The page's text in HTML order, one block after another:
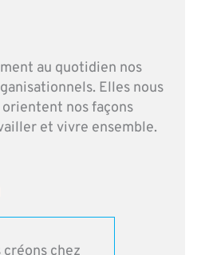
au quotidien nos
Elles nous
nos façons
et vivre ensemble.